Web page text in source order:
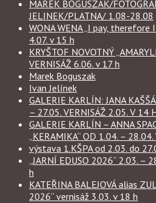
MAREK BOGUSZAK/
JELINEK/PLATNA/ 1.08-28.08
WONA WENA „I pay, therefore
4.07. v 15 h
KRYŠTOF NOVOTNÝ
VERNISÁŽ 6.06. v 17 h
Marek Boguszak
Ivan Jelínek
GALERIE KARLÍN: JANA
– 27.05. VERNISÁŽ 2.05. V 14
GALERIE KARLÍN – ANNA
„KERAMIKA“ OD 1.04. –
výstava 1.KŠPA od 2.03. do
„JARNÍ EDUSO 2026“ 2.03. –
h
KATEŘINA BALEJOVÁ alias
2026“ vernisáž 3.03. v 18 h